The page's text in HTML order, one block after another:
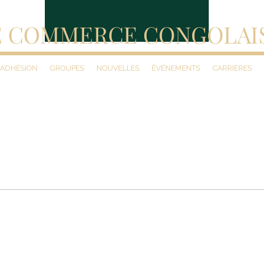
ADHÉSION GROUPES NOUVELLES ÉVÉNEMENTS CARRIÈRES